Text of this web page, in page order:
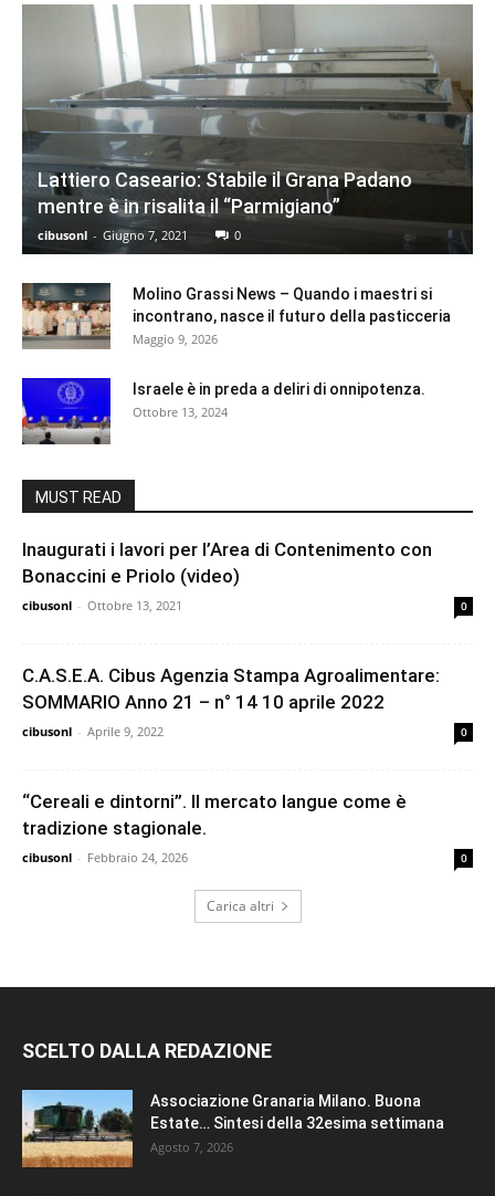
Lattiero Caseario: Stabile il Grana Padano
mentre è in risalita il “Parmigiano”
cibusonl - Giugno 7, 2021 0
Molino Grassi News – Quando i maestri si
incontrano, nasce il futuro della pasticceria
Maggio 9, 2026
Israele è in preda a deliri di onnipotenza.
Ottobre 13, 2024
MUST READ
Inaugurati i lavori per l’Area di Contenimento con
Bonaccini e Priolo (video)
cibusonl - Ottobre 13, 2021 0
C.A.S.E.A. Cibus Agenzia Stampa Agroalimentare:
SOMMARIO Anno 21 – n° 14 10 aprile 2022
cibusonl - Aprile 9, 2022 0
“Cereali e dintorni”. Il mercato langue come è
tradizione stagionale.
cibusonl - Febbraio 24, 2026 0
Carica altri
SCELTO DALLA REDAZIONE
Associazione Granaria Milano. Buona
Estate… Sintesi della 32esima settimana
Agosto 7, 2026